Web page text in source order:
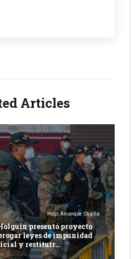
Articles
Hugo Amanque Chaiña
presentó proyecto
leyes de impunidad
y restituir
de justicia ordinaria